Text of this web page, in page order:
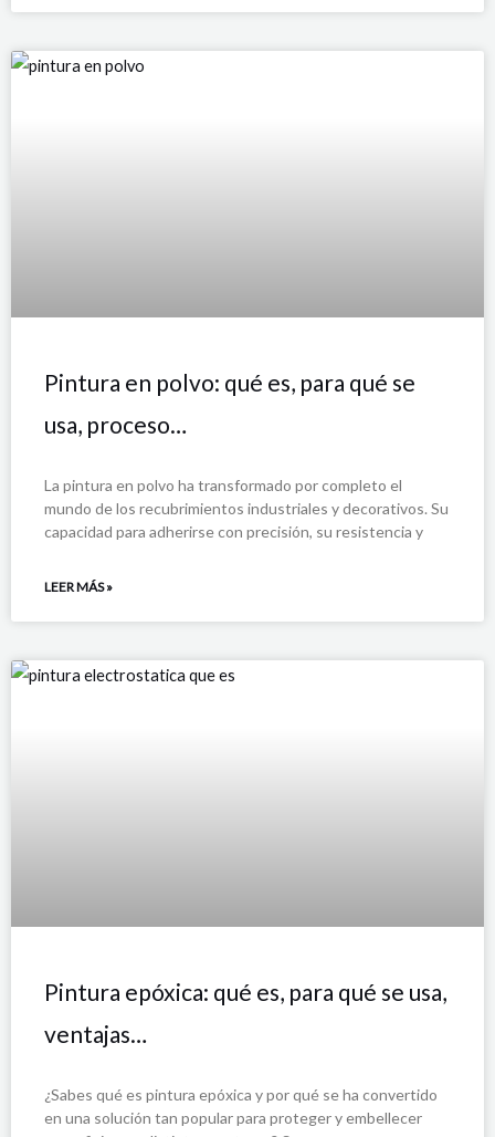
Pintura en polvo: qué es, para qué se
usa, proceso…
La pintura en polvo ha transformado por completo el
mundo de los recubrimientos industriales y decorativos. Su
capacidad para adherirse con precisión, su resistencia y
LEER MÁS »
Pintura epóxica: qué es, para qué se usa,
ventajas…
¿Sabes qué es pintura epóxica y por qué se ha convertido
en una solución tan popular para proteger y embellecer